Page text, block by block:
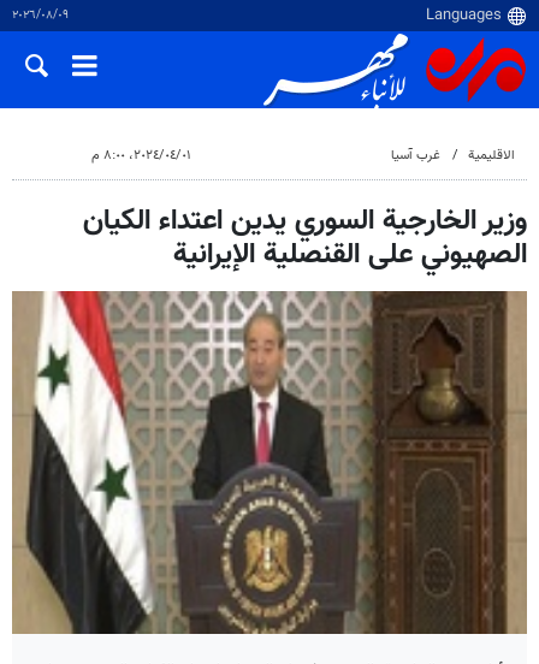
٠٩‏/٠٨‏/٢٠٢٦
الاقلیمیة غرب آسیا ٠١‏/٠٤‏/٢٠٢٤، ٨:٠٠ م
وزير الخارجية السوري يدين اعتداء الكيان
الصهيوني على القنصلية الإيرانية